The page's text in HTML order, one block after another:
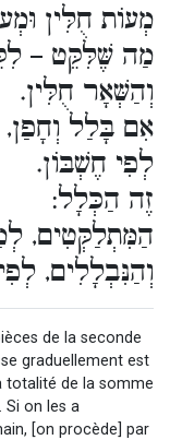
מְעוֹת חֻלִּין
מַה שֶּׁלִּקֵּט –
וְהַשְּׁאָר חֻלִּין.
אִם בָּלַל וְחָפַן,
לְפִי חֶשְׁבּוֹן.
זֶה הַכְּלָל:
הַמִּתְלַקְּטִים,
וְהַנִּבְלָלִים,
de la seconde
graduellement est
totalité de la somme
on les a
[on procède] par